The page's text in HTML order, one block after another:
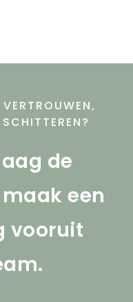
de
een
vooruit